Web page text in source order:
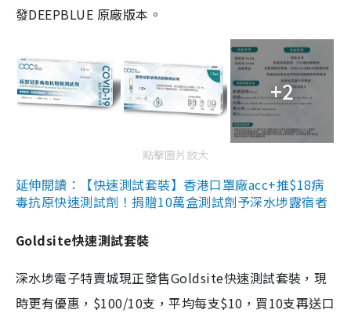
發DEEPBLUE 原廠版本。
+2
點擊圖片放大
延伸閱讀：【快速測試套裝】香港口罩廠acc+推$18病
毒抗原快速測試劑！捐贈10萬盒測試劑予深水埗露宿者
Goldsite快速測試套裝
深水埗電子特賣城現正發售Goldsite快速測試套裝，現
時更有優惠，$100/10支，平均每支$10，買10支再送口